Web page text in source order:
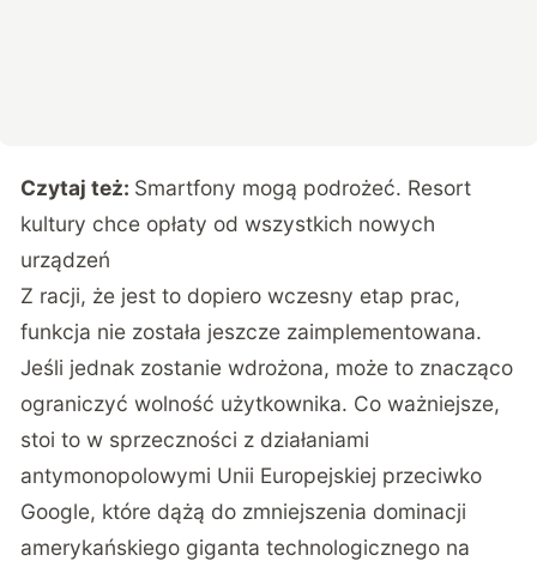
Czytaj też: Smartfony mogą podrożeć. Resort
kultury chce opłaty od wszystkich nowych
urządzeń
Z racji, że jest to dopiero wczesny etap prac,
funkcja nie została jeszcze zaimplementowana.
Jeśli jednak zostanie wdrożona, może to znacząco
ograniczyć wolność użytkownika. Co ważniejsze,
stoi to w sprzeczności z działaniami
antymonopolowymi Unii Europejskiej przeciwko
Google, które dążą do zmniejszenia dominacji
amerykańskiego giganta technologicznego na